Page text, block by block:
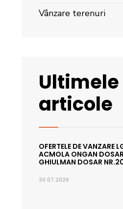
Vânzare terenuri
Ultimele
articole
OFERTELE DE VANZARE
ACMOLA ONGAN
GHIULMAN DOSAR
30.07.2026